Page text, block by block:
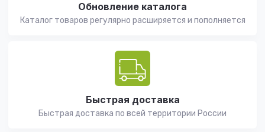
Обновление каталога
Каталог товаров регулярно расширяется и пополняется
Быстрая доставка
Быстрая доставка по всей территории России